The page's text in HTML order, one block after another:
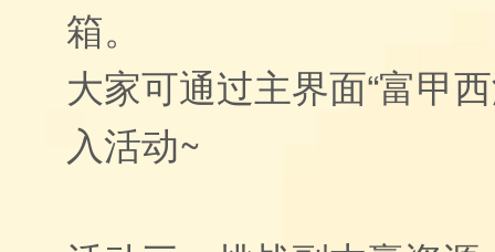
箱。
大家可通过主界面“富甲
入活动~